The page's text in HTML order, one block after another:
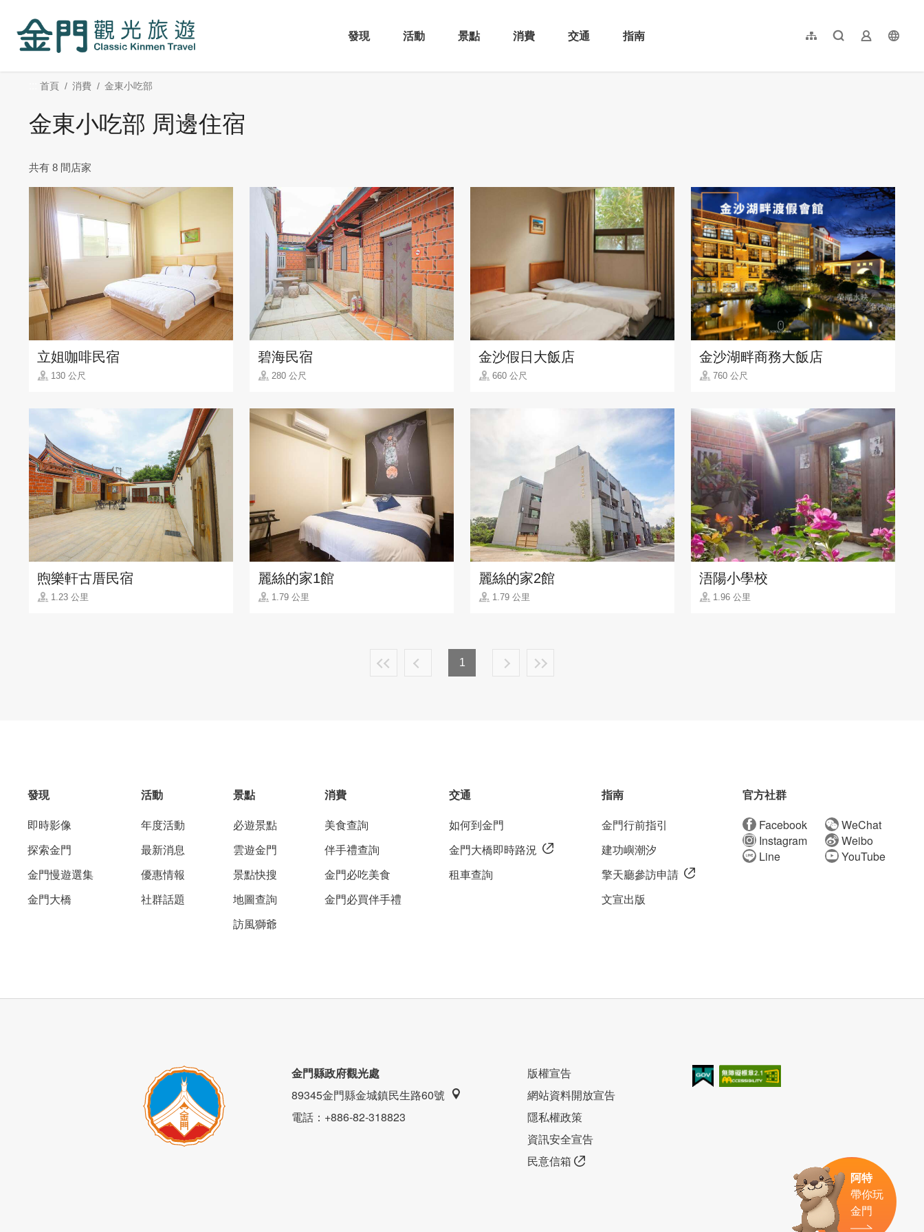
內
發現
活動 景點 消費 交通 指南 網站導覽全文檢索業者登入
简体中文
首頁 消費 金東小吃部
金東小吃部 周邊住宿
共有 8 間店家
立姐咖啡民宿
130 公尺
碧海民宿
280 公尺
金沙假日大飯店
660 公尺
金沙湖畔商務大飯店
760 公尺
煦樂軒古厝民宿
1.23 公里
麗絲的家1館
1.79 公里
麗絲的家2館
1.79 公里
浯陽小學校
1.96 公里
1
阿特
帶你玩
金門
發現
即時影像
探索金門
金門慢遊選集
金門大橋
活動
年度活動
最新消息
優惠情報
社群話題
景點
必遊景點
雲遊金門
景點快搜
地圖查詢
訪風獅爺
消費
美食查詢
伴手禮查詢
金門必吃美食
金門必買伴手禮
交通
如何到金門
金門大橋即時路況
租車查詢
指南
金門行前指引
建功嶼潮汐
擎天廳參訪申請
文宣出版
官方社群
Facebook
WeChat
Instagram
Weibo
Line
YouTube
金門縣政府觀光處
89345金門縣金城鎮民生路60號
電話：+886-82-318823
版權宣告
網站資料開放宣告
隱私權政策
資訊安全宣告
民意信箱